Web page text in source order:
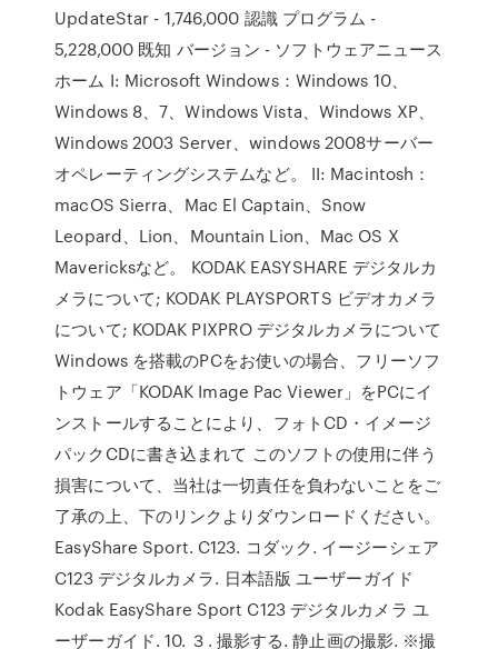
UpdateStar - 1,746,000 認識 プログラム -
5,228,000 既知 バージョン - ソフトウェアニュース
ホーム I: Microsoft Windows：Windows 10、
Windows 8、7、Windows Vista、Windows XP、
Windows 2003 Server、windows 2008サーバー
オペレーティングシステムなど。 II: Macintosh：
macOS Sierra、Mac El Captain、Snow
Leopard、Lion、Mountain Lion、Mac OS X
Mavericksなど。 KODAK EASYSHARE デジタルカ
メラについて; KODAK PLAYSPORTS ビデオカメラ
について; KODAK PIXPRO デジタルカメラについて
Windows を搭載のPCをお使いの場合、フリーソフ
トウェア「KODAK Image Pac Viewer」をPCにイ
ンストールすることにより、フォトCD・イメージ
パックCDに書き込まれて このソフトの使用に伴う
損害について、当社は一切責任を負わないことをご
了承の上、下のリンクよりダウンロードください。
EasyShare Sport. C123. コダック. イージーシェア
C123 デジタルカメラ. 日本語版 ユーザーガイド
Kodak EasyShare Sport C123 デジタルカメラ ユ
ーザーガイド. 10. ３. 撮影する. 静止画の撮影. ※撮